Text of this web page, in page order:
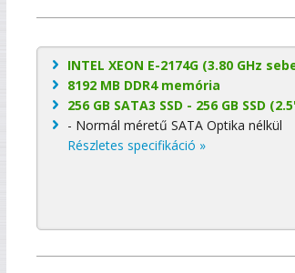
INTEL XEON E-2174G (3.80 GHz
8192 MB DDR4 memória
256 GB SATA3 SSD - 256 GB SSD
- Normál méretű SATA Optika nélkül
Részletes specifikáció »